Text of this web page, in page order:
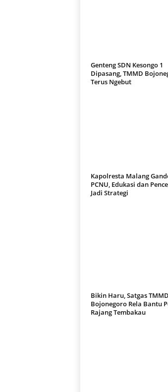
Genteng SDN Kesongo 1
Dipasang, TMMD
Terus Ngebut
Kapolresta Malang
PCNU, Edukasi dan
Jadi Strategi
Bikin Haru, Satgas TMMD
Bojonegoro Rela Bantu
Rajang Tembakau